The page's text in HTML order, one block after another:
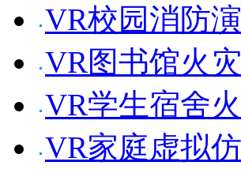
VR校园消防
VR图书馆火
VR学生宿舍
VR家庭虚拟